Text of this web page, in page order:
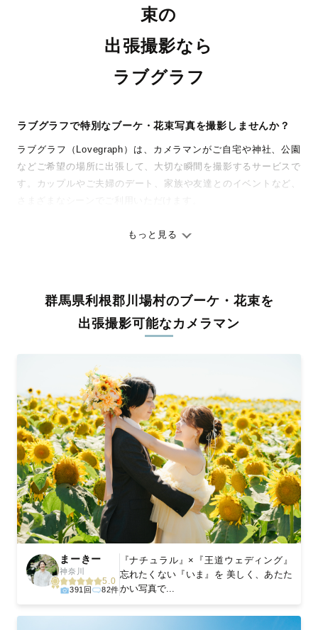
束の
出張撮影なら
ラブグラフ
ラブグラフで特別なブーケ・花束写真を撮影しませんか？
ラブグラフ（Lovegraph）は、カメラマンがご自宅や神社、公園
などご希望の場所に出張して、大切な瞬間を撮影するサービスで
す。カップルやご夫婦のデート、家族や友達とのイベントなど、
ありのままの空気感を大切に、何十年経っても見返したくなるよ
料金は全国どこでも一律。わかりやすく安心の価格設定です。オ
リジナルの研修と厳正な審査に合格し、撮影技術やホスピタリテ
ィを身につけたプロのカメラマンが全国47都道府県に在籍してい
験をお届けします。
丁寧なレタッチで思い出を美しく仕上げます
撮影後は、独自の編集技術で写真の明るさや色合いを丁寧に調
整。自然な雰囲気を残しつつも、おしゃれで洗練された仕上がり
に。きっと「こんな写真を撮ってほしかった！」と思える一枚に
出会えます。まずは、ラブグラフの撮影事例をご覧ください。
もっと見る
群馬県利根郡川場村のブーケ・花束を
出張撮影可能なカメラマン
まーきー
神奈川
5.0
391回 82件
『ナチュラル』×『王道ウェディング』
忘れたくない『いま』を 美しく、あたた
かい写真で...